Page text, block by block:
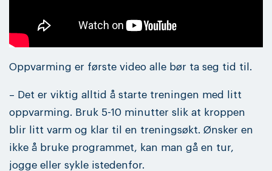
Oppvarming er første video alle bør ta seg tid til.
– Det er viktig alltid å starte treningen med litt
oppvarming. Bruk 5-10 minutter slik at kroppen
blir litt varm og klar til en treningsøkt. Ønsker en
ikke å bruke programmet, kan man gå en tur,
jogge eller sykle istedenfor.